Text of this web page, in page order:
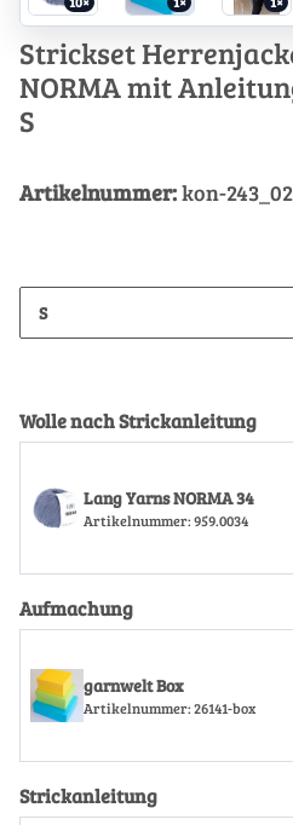
Strickset
NORMA mit
S
Artikelnummer:kon-
S
Wolle nach Strickanleitung
Lang Yarns NORMA 34
Artikelnummer: 959.0034
Aufmachung
garnwelt Box
Artikelnummer: 26141-box
Strickanleitung